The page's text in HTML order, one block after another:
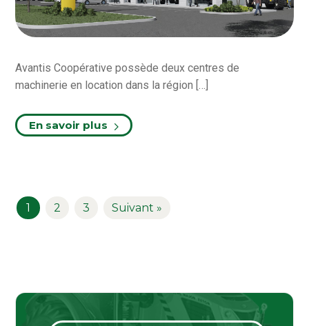
Avantis Coopérative possède deux centres de
machinerie en location dans la région […]
En savoir plus
1 2 3 Suivant »